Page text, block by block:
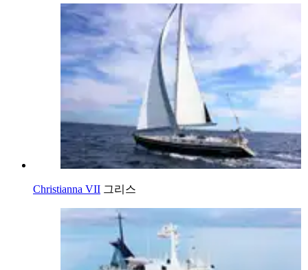
Christianna VII 그리스